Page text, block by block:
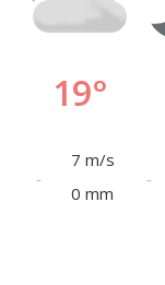
19°
7 m/s
0 mm